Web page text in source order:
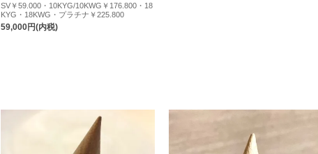
SV￥59.000・10KYG/10KWG￥176.800・18
KYG・18KWG・プラチナ￥225.800
59,000円(内税)